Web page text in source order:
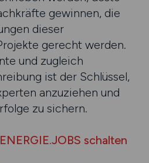
gewinnen, die
dieser
gerecht werden.
und zugleich
ist der Schlüssel,
anzuziehen und
zu sichern.
schalten